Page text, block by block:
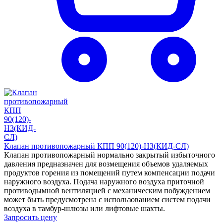
Клапан противопожарный КПП 90(120)-НЗ(КИД-СЛ)
Клапан противопожарный нормально закрытый избыточного
давления предназначен для возмещения объемов удаляемых
продуктов горения из помещений путем компенсации подачи
наружного воздуха. Подача наружного воздуха приточной
противодымной вентиляцией с механическим побуждением
может быть предусмотрена с использованием систем подачи
воздуха в тамбур-шлюзы или лифтовые шахты.
Запросить цену